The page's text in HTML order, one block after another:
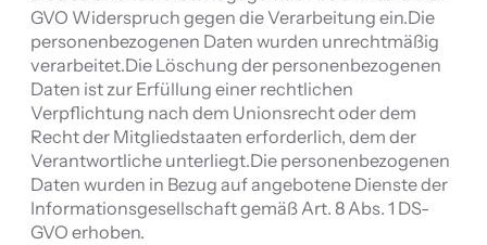
GVO Widerspruch gegen die Verarbeitung ein.Die
personenbezogenen Daten wurden unrechtmäßig
verarbeitet.Die Löschung der personenbezogenen
Daten ist zur Erfüllung einer rechtlichen
Verpflichtung nach dem Unionsrecht oder dem
Recht der Mitgliedstaaten erforderlich, dem der
Verantwortliche unterliegt.Die personenbezogenen
Daten wurden in Bezug auf angebotene Dienste der
Informationsgesellschaft gemäß Art. 8 Abs. 1 DS-
GVO erhoben.